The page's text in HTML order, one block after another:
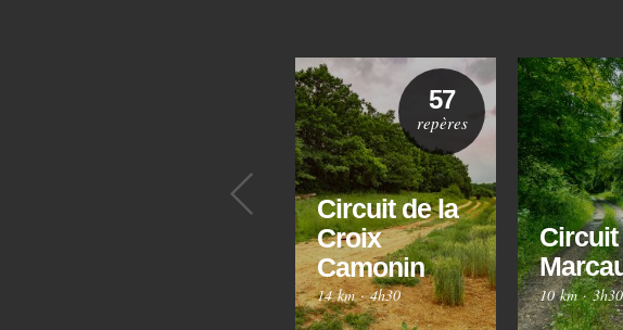
Précédent
Circuit de la
Croix
Camonin
14 km·4h30
57
repères
Circuit
10 km·3h30